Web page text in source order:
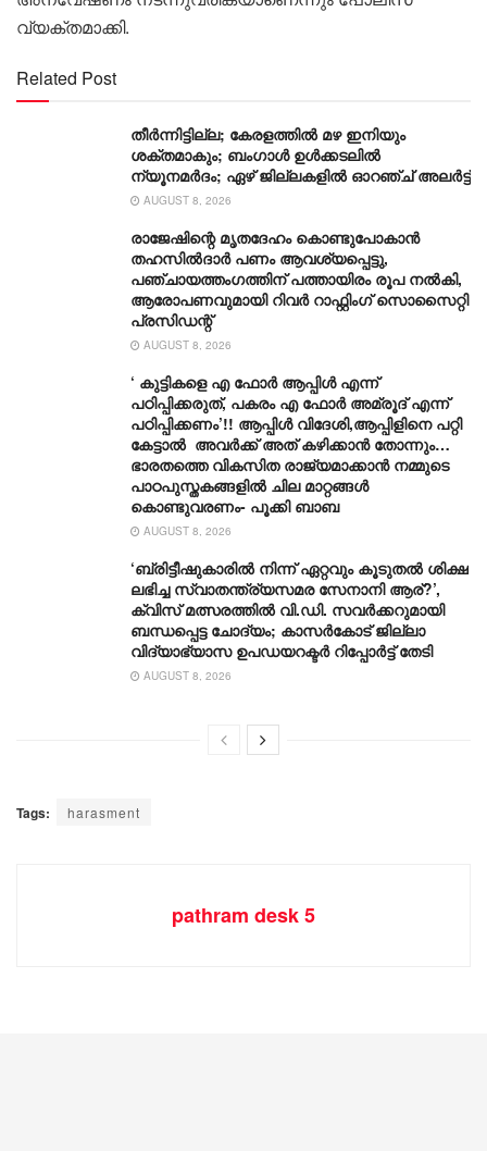
വ്യക്തമാക്കി.
Related Post
തീർന്നിട്ടില്ല; കേരളത്തിൽ മഴ ഇനിയും
ശക്തമാകും; ബംഗാൾ ഉൾക്കടലിൽ
ന്യൂനമർദം; ഏഴ് ജില്ലകളിൽ ഓറഞ്ച് അലർട്ട്
AUGUST 8, 2026
രാജേഷിന്റെ മൃതദേഹം കൊണ്ടുപോകാന്‍
തഹസില്‍ദാര്‍ പണം ആവശ്യപ്പെട്ടു,
പഞ്ചായത്തംഗത്തിന് പത്തായിരം രൂപ നല്‍കി,
ആരോപണവുമായി റിവർ റാഫ്റ്റിംഗ് സൊസൈറ്റി
പ്രസിഡന്റ്
AUGUST 8, 2026
‘ കുട്ടികളെ എ ഫോർ ആപ്പിൾ എന്ന്
പഠിപ്പിക്കരുത്, പകരം എ ഫോർ അമ്രൂദ് എന്ന്
പഠിപ്പിക്കണം’!! ആപ്പിൾ വിദേശി,ആപ്പിളിനെ പറ്റി
കേട്ടാൽ അവർക്ക് അത് കഴിക്കാൻ തോന്നും…
ഭാരതത്തെ വികസിത രാജ്യമാക്കാൻ നമ്മുടെ
പാഠപുസ്തകങ്ങളിൽ ചില മാറ്റങ്ങൾ
കൊണ്ടുവരണം- പൂക്കി ബാബ
AUGUST 8, 2026
‘ബ്രിട്ടീഷുകാരിൽ നിന്ന് ഏറ്റവും കൂടുതൽ ശിക്ഷ
ലഭിച്ച സ്വാതന്ത്ര്യസമര സേനാനി ആര്?’,
ക്വിസ് മത്സരത്തിൽ വി.ഡി. സവർക്കറുമായി
ബന്ധപ്പെട്ട ചോദ്യം; കാസർകോട് ജില്ലാ
വിദ്യാഭ്യാസ ഉപഡയറക്ടർ റിപ്പോർട്ട് തേടി
AUGUST 8, 2026
Tags: harasment
pathram desk 5